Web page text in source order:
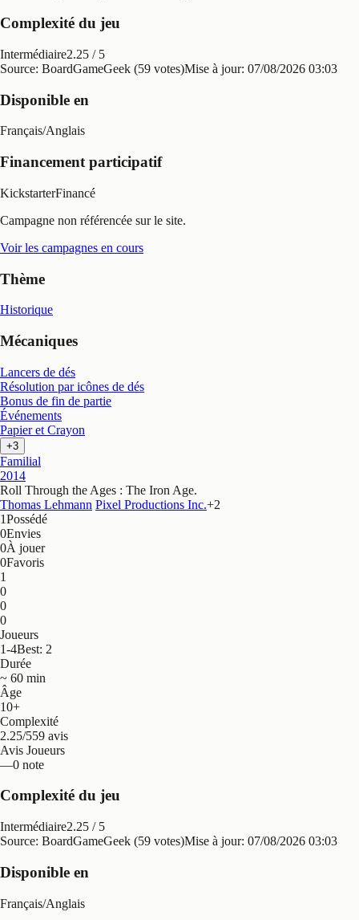
Complexité du jeu
Intermédiaire2.25 / 5
Source: BoardGameGeek (59 votes)Mise à jour: 07/08/2026 03:03
Disponible en
Français/Anglais
Financement participatif
KickstarterFinancé
Campagne non référencée sur le site.
Voir les campagnes en cours
Thème
Historique
Mécaniques
Lancers de dés
Résolution par icônes de dés
Bonus de fin de partie
Événements
Papier et Crayon
+3
Familial
2014
Roll Through the Ages : The Iron Age.
Thomas Lehmann Pixel Productions Inc.+2
1Possédé
0Envies
0À jouer
0Favoris
1
0
0
0
Joueurs
1-4Best: 2
Durée
~ 60 min
Âge
10+
Complexité
2.25/559 avis
Avis Joueurs
—0 note
Complexité du jeu
Intermédiaire2.25 / 5
Source: BoardGameGeek (59 votes)Mise à jour: 07/08/2026 03:03
Disponible en
Français/Anglais